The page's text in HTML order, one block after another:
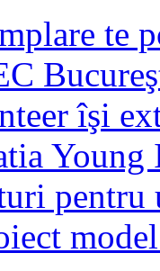
te
îşi
Young